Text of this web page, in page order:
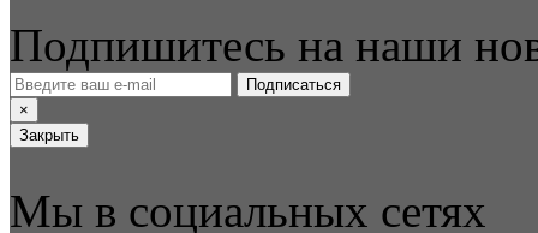
Подпишитесь на наши
Подписаться
×
Закрыть
Мы в социальных сетях